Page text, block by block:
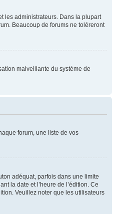
les administrateurs. Dans la plupart
Beaucoup de forums ne toléreront
malveillante du système de
forum, une liste de vos
adéquat, parfois dans une limite
la date et l’heure de l’édition. Ce
Veuillez noter que les utilisateurs